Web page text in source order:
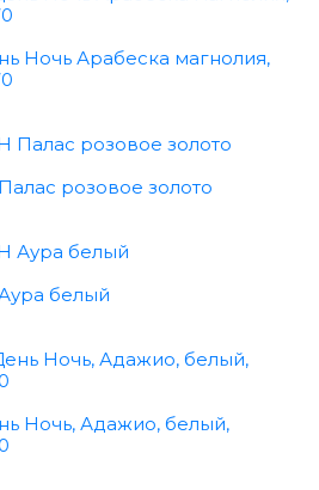
Ночь Арабеска магнолия,
розовое золото
белый
Ночь, Адажио, белый,